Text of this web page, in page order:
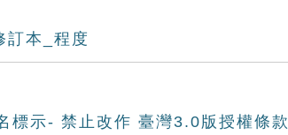
訂本_程度
標示- 禁止改作 臺灣3.0版授權條款